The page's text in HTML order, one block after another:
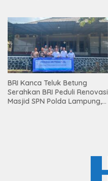
BRI Kanca Teluk Betung
Serahkan BRI Peduli Renovasi
Masjid SPN Polda Lampung,